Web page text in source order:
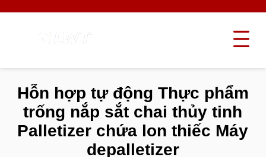
Hỗn hợp tự động Thực phẩm
trống nắp sắt chai thủy tinh
Palletizer chứa lon thiếc Máy
depalletizer